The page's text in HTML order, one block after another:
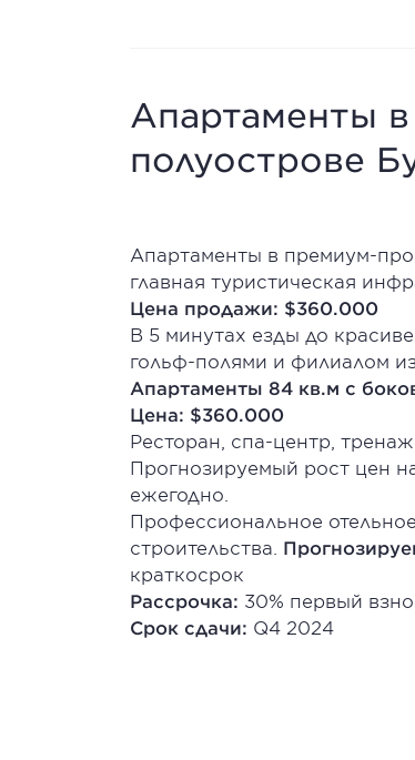
Апартаменты
полуострове
Апартаменты в премиум-
главная туристическая
Цена продажи: $360.000
В 5 минутах езды до
гольф-полями и филиалом
Апартаменты 84 кв.м с
Цена: $360.000
Ресторан, спа-центр,
Прогнозируемый рост цен
ежегодно.
Профессиональное
строительства.
краткосрок
Рассрочка: 30% первый
Срок сдачи: Q4 2024